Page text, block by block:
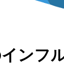
ンフ